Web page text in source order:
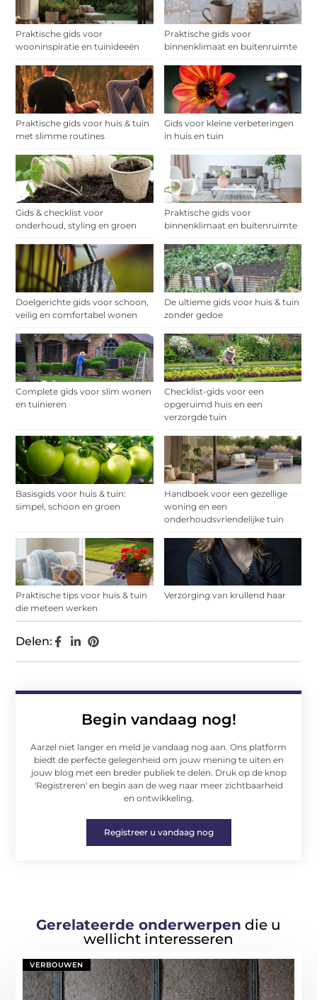
Praktische gids voor
wooninspiratie en tuinideeën
Praktische gids voor
binnenklimaat en buitenruimte
Praktische gids voor huis & tuin
met slimme routines
Gids voor kleine verbeteringen
in huis en tuin
Gids & checklist voor
onderhoud, styling en groen
Praktische gids voor
binnenklimaat en buitenruimte
Doelgerichte gids voor schoon,
veilig en comfortabel wonen
De ultieme gids voor huis & tuin
zonder gedoe
Complete gids voor slim wonen
en tuinieren
Checklist-gids voor een
opgeruimd huis en een
verzorgde tuin
Basisgids voor huis & tuin:
simpel, schoon en groen
Handboek voor een gezellige
woning en een
onderhoudsvriendelijke tuin
Praktische tips voor huis & tuin
die meteen werken
Verzorging van krullend haar
Begin vandaag nog!
Aarzel niet langer en meld je vandaag nog aan. Ons platform
biedt de perfecte gelegenheid om jouw mening te uiten en
jouw blog met een breder publiek te delen. Druk op de knop
'Registreren' en begin aan de weg naar meer zichtbaarheid
en ontwikkeling.
Registreer u vandaag nog
Delen:
Gerelateerde onderwerpen die u
wellicht interesseren
VERBOUWEN